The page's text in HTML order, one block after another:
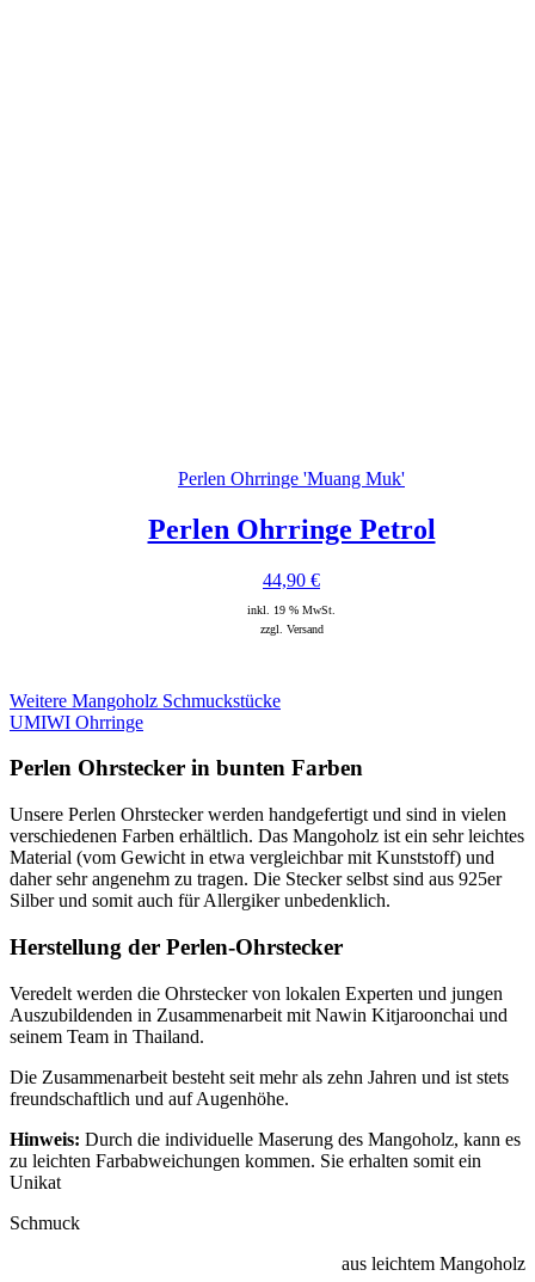
Perlen Ohrringe 'Muang Muk'
Perlen Ohrringe Petrol
44,90 €
inkl. 19 % MwSt.
zzgl. Versand
Weitere Mangoholz Schmuckstücke
UMIWI Ohrringe
Perlen Ohrstecker in bunten Farben
Unsere Perlen Ohrstecker werden handgefertigt und sind in vielen
verschiedenen Farben erhältlich. Das Mangoholz ist ein sehr leichtes
Material (vom Gewicht in etwa vergleichbar mit Kunststoff) und
daher sehr angenehm zu tragen. Die Stecker selbst sind aus 925er
Silber und somit auch für Allergiker unbedenklich.
Herstellung der Perlen-Ohrstecker
Veredelt werden die Ohrstecker von lokalen Experten und jungen
Auszubildenden in Zusammenarbeit mit Nawin Kitjaroonchai und
seinem Team in Thailand.
Die Zusammenarbeit besteht seit mehr als zehn Jahren und ist stets
freundschaftlich und auf Augenhöhe.
Hinweis: Durch die individuelle Maserung des Mangoholz, kann es
zu leichten Farbabweichungen kommen. Sie erhalten somit ein
Unikat
Schmuck
aus leichtem Mangoholz